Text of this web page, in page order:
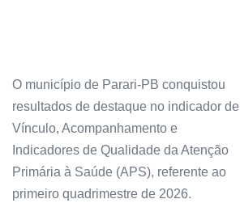
O município de Parari-PB conquistou
resultados de destaque no indicador de
Vínculo, Acompanhamento e
Indicadores de Qualidade da Atenção
Primária à Saúde (APS), referente ao
primeiro quadrimestre de 2026.